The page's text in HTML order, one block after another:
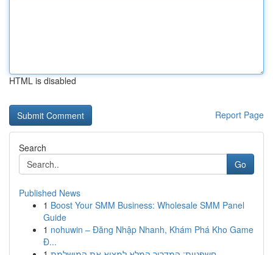
HTML is disabled
Report Page
Search
Go
Published News
1 Boost Your SMM Business: Wholesale SMM Panel
Guide
1 nohuwin – Đăng Nhập Nhanh, Khám Phá Kho Game
Đ...